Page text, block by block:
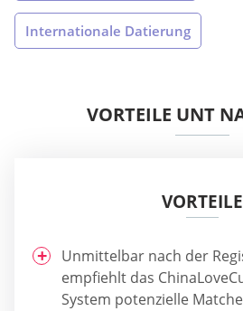
Internationale Datierung
VORTEILE UNT
VORTEILE
Unmittelbar nach der
empfiehlt das
System potenzielle